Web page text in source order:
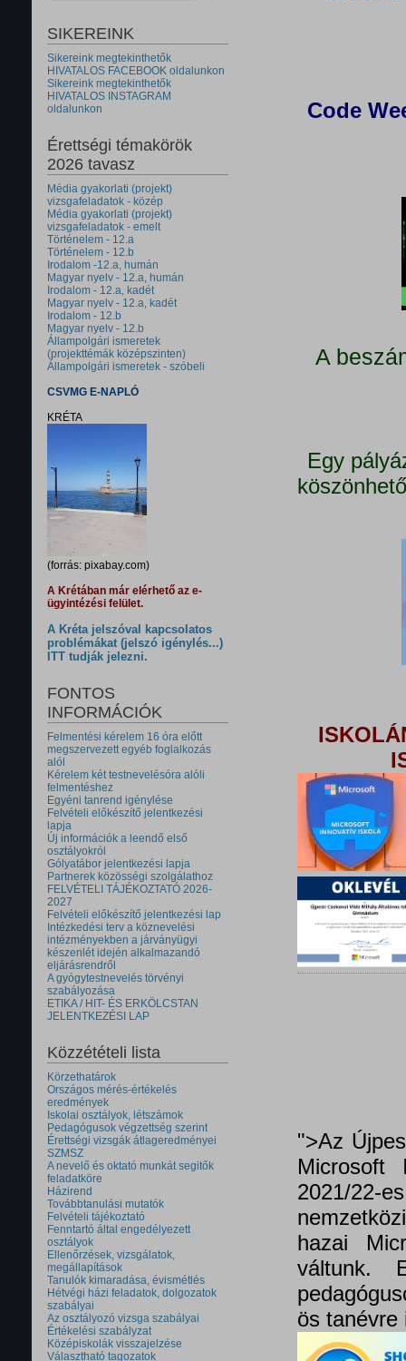
SIKEREINK
Sikereink megtekinthetők
HIVATALOS FACEBOOK oldalunkon
Sikereink megtekinthetők
HIVATALOS INSTAGRAM
oldalunkon
Érettségi témakörök
2026 tavasz
Média gyakorlati (projekt)
vizsgafeladatok - közép
Média gyakorlati (projekt)
vizsgafeladatok - emelt
Történelem - 12.a
Történelem - 12.b
Irodalom -12.a, humán
Magyar nyelv - 12.a, humán
Irodalom - 12.a, kadét
Magyar nyelv - 12.a, kadét
Irodalom - 12.b
Magyar nyelv - 12.b
Állampolgári ismeretek
(projekttémák középszinten)
Állampolgári ismeretek - szóbeli
CSVMG E-NAPLÓ
KRÉTA
(forrás: pixabay.com)
A Krétában már elérhető az e-
ügyintézési felület.
A Kréta jelszóval kapcsolatos
problémákat (jelszó igénylés...)
ITT tudják jelezni.
FONTOS
INFORMÁCIÓK
Felmentési kérelem 16 óra előtt
megszervezett egyéb foglalkozás
alól
Kérelem két testnevelésóra alóli
felmentéshez
Egyéni tanrend igénylése
Felvételi előkészítő jelentkezési
lapja
Új információk a leendő első
osztályokról
Gólyatábor jelentkezési lapja
Partnerek közösségi szolgálathoz
FELVÉTELI TÁJÉKOZTATÓ 2026-
2027
Felvételi előkészítő jelentkezési lap
Intézkedési terv a köznevelési
intézményekben a járványügyi
készenlét idején alkalmazandó
eljárásrendről
A gyógytestnevelés törvényi
szabályozása
ETIKA / HIT- ÉS ERKÖLCSTAN
JELENTKEZÉSI LAP
Közzétételi lista
Körzethatárok
Országos mérés-értékelés
eredmények
Iskolai osztályok, létszámok
Pedagógusok végzettség szerint
Érettségi vizsgák átlageredményei
SZMSZ
A nevelő és oktató munkát segitők
feladatköre
Házirend
Továbbtanulási mutatók
Felvételi tájékoztató
Fenntartó által engedélyezett
osztályok
Ellenőrzések, vizsgálatok,
megállapítások
Tanulók kimaradása, évismétlés
Hétvégi házi feladatok, dolgozatok
szabályai
Az osztályozó vizsga szabályai
Értékelési szabályzat
Középiskolák visszajelzése
Választható tagozatok
Code
A
Egy
">Az
Microsoft
2021/
hazai
váltunk.
ös tanévre